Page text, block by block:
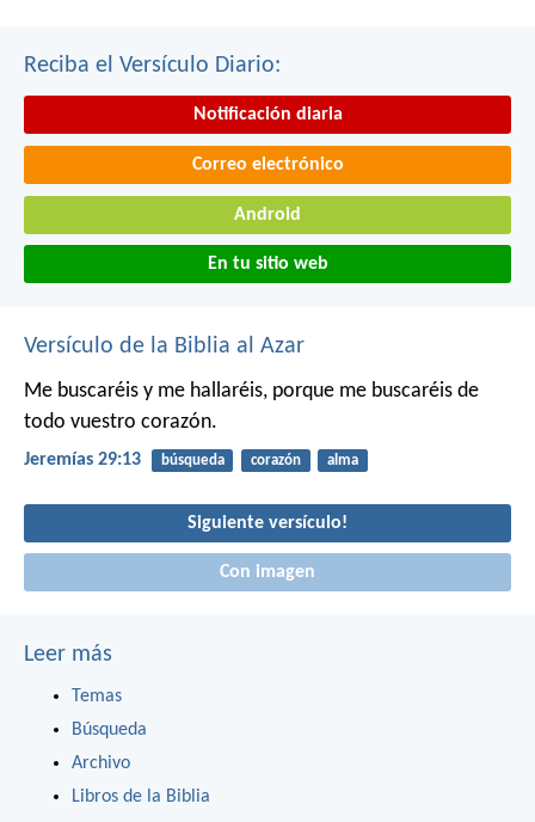
Reciba el Versículo Diario:
Notificación diaria
Correo electrónico
Android
En tu sitio web
Versículo de la Biblia al Azar
Me buscaréis y me hallaréis, porque me buscaréis de
todo vuestro corazón.
Jeremías 29:13 búsqueda corazón alma
Siguiente versículo!
Con imagen
Leer más
Temas
Búsqueda
Archivo
Libros de la Biblia